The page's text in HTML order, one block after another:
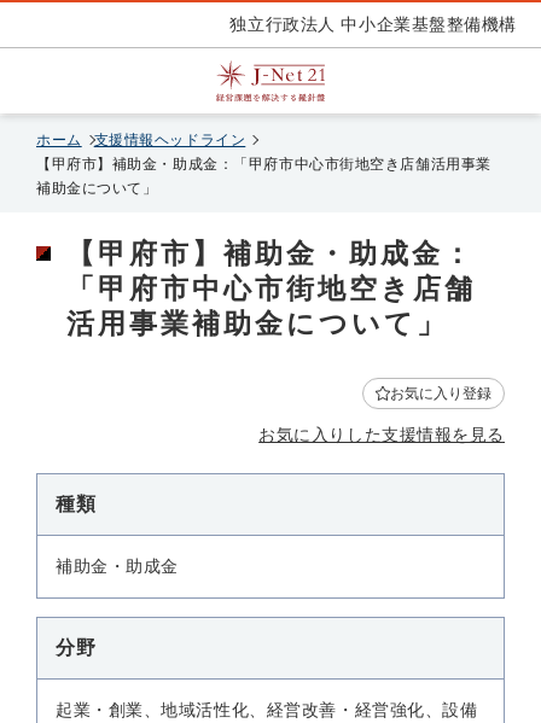
独立行政法人 中小企業基盤整備機構
ホーム
支援情報ヘッドライン
【甲府市】補助金・助成金：「甲府市中心市街地空き店舗活用事業
補助金について」
【甲府市】補助金・助成金：
「甲府市中心市街地空き店舗
活用事業補助金について」
お気に入り登録
お気に入りした支援情報を見る
種類
補助金・助成金
分野
起業・創業、地域活性化、経営改善・経営強化、設備